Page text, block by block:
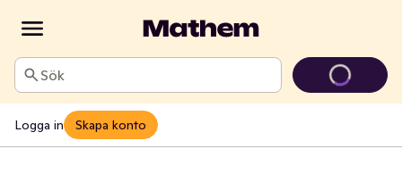
Sök
Logga in Skapa konto